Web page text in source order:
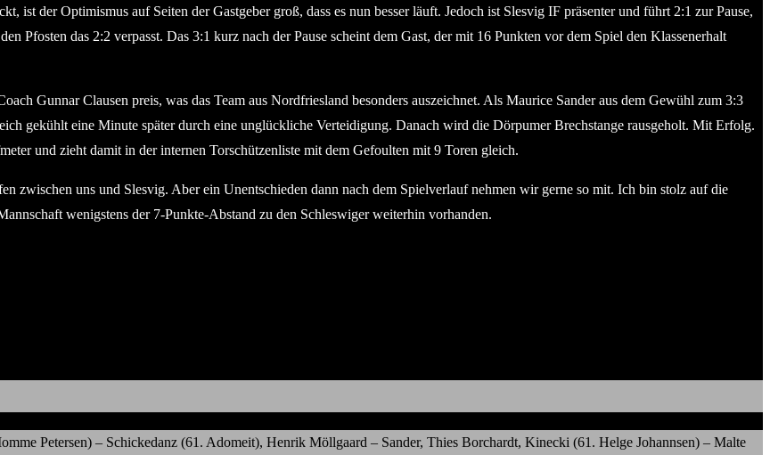
ist der Optimismus auf Seiten der Gastgeber groß, dass es nun besser läuft. Jedoch ist Slesvig IF präsenter und führt 2:1 zur Pause,
Pfosten das 2:2 verpasst. Das 3:1 kurz nach der Pause scheint dem Gast, der mit 16 Punkten vor dem Spiel den Klassenerhalt
Gunnar Clausen preis, was das Team aus Nordfriesland besonders auszeichnet. Als Maurice Sander aus dem Gewühl zum 3:3
gekühlt eine Minute später durch eine unglückliche Verteidigung. Danach wird die Dörpumer Brechstange rausgeholt. Mit Erfolg.
und zieht damit in der internen Torschützenliste mit dem Gefoulten mit 9 Toren gleich.
zwischen uns und Slesvig. Aber ein Unentschieden dann nach dem Spielverlauf nehmen wir gerne so mit. Ich bin stolz auf die
wenigstens der 7-Punkte-Abstand zu den Schleswiger weiterhin vorhanden.
Petersen) – Schickedanz (61. Adomeit), Henrik Möllgaard – Sander, Thies Borchardt, Kinecki (61. Helge Johannsen) – Malte